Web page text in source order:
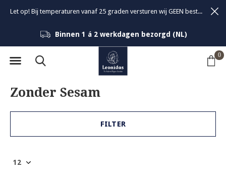
0
Binnen 1 á 2 werkdagen bezorgd (NL)
Let op! Bij temperaturen vanaf 25 graden versturen wij GEEN bestellingen om de kwaliteit van de bonbons te garanderen.
Zonder Sesam
FILTER